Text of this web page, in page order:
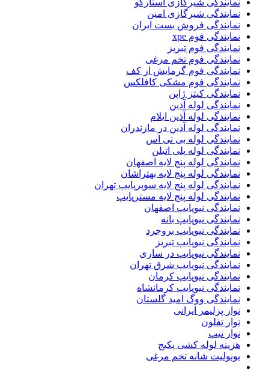
نمایندگی شیرگازی امین
نمایندگی فروش بست ایران
نمایندگی فوم xpe
نمایندگی فوم تبریز
نمایندگی فوم تخم مرغی
نمایندگی فوم گرمایش از کف
نمایندگی فوم مشکی کافلکس
نمایندگی کیتز ژاپن
نمایندگی لوله آذین
نمایندگی لوله آذین ایلام
نمایندگی لوله آذین در مازندران
نمایندگی لوله بی تی اس
نمایندگی لوله پلی اتیلن
نمایندگی لوله پنج لایه اصفهان
نمایندگی لوله پنج لایه بهتراشان
نمایندگی لوله پنج لایه سوپرپایپ تهران
نمایندگی لوله پنج لایه مسترپایپ
نمایندگی نیوپایپ اصفهان
نمایندگی نیوپایپ بانه
نمایندگی نیوپایپ بروجرد
نمایندگی نیوپایپ تبریز
نمایندگی نیوپایپ در ساری
نمایندگی نیوپایپ شرق تهران
نمایندگی نیوپایپ کرمان
نمایندگی نیوپایپ کرمانشاه
نمایندگی ووگ امید گلستان
نوار پزلیمر ایرانی
نوار تفلون
نوار تیپ
هزینه لوله کشی پکیج
یونولیت شانه تخم مرغی